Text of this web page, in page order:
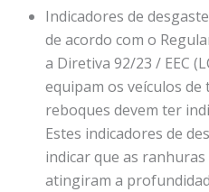
Indicadores de
de acordo com o
a Diretiva 92/23 / EEC
equipam os veículos de
reboques devem ter
Estes indicadores de
indicar que as
atingiram a